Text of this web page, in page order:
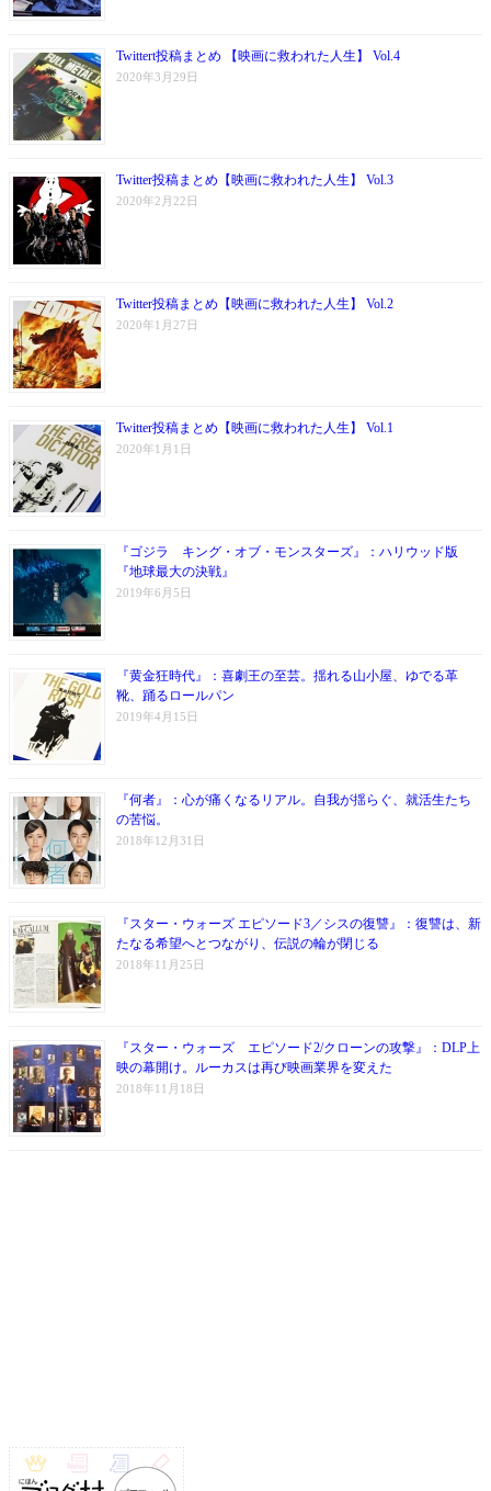
Twittert投稿まとめ 【映画に救われた人生】 Vol.4
2020年3月29日
Twitter投稿まとめ【映画に救われた人生】 Vol.3
2020年2月22日
Twitter投稿まとめ【映画に救われた人生】 Vol.2
2020年1月27日
Twitter投稿まとめ【映画に救われた人生】 Vol.1
2020年1月1日
『ゴジラ キング・オブ・モンスターズ』：ハリウッド版
『地球最大の決戦』
2019年6月5日
『黄金狂時代』：喜劇王の至芸。揺れる山小屋、ゆでる革
靴、踊るロールパン
2019年4月15日
『何者』：心が痛くなるリアル。自我が揺らぐ、就活生たち
の苦悩。
2018年12月31日
『スター・ウォーズ エピソード3／シスの復讐』：復讐は、新
たなる希望へとつながり、伝説の輪が閉じる
2018年11月25日
『スター・ウォーズ エピソード2/クローンの攻撃』：DLP上
映の幕開け。ルーカスは再び映画業界を変えた
2018年11月18日